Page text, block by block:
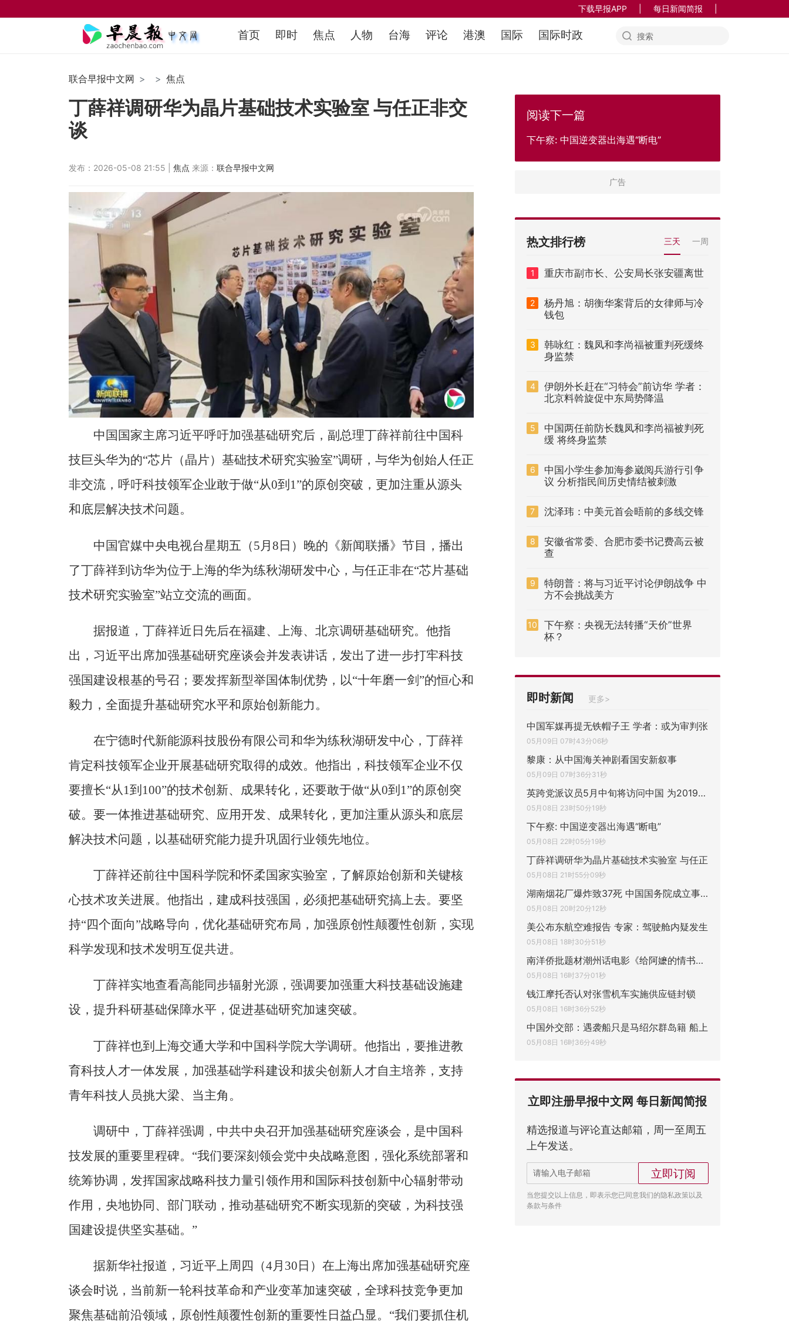
下载早报APP 每日新闻简报
首页 即时 焦点 人物 台海 评论 港澳 国际 国际时政
联合早报中文网 焦点
丁薛祥调研华为晶片基础技术实验室 与任正非交
谈
发布：2026-05-08 21:55 | 焦点 来源： 联合早报中文网
中国国家主席习近平呼吁加强基础研究后，副总理丁薛祥前往中国科
技巨头华为的“芯片（晶片）基础技术研究实验室”调研，与华为创始人任正
非交流，呼吁科技领军企业敢于做“从0到1”的原创突破，更加注重从源头
和底层解决技术问题。
中国官媒中央电视台星期五（5月8日）晚的《新闻联播》节目，播出
了丁薛祥到访华为位于上海的华为练秋湖研发中心，与任正非在“芯片基础
技术研究实验室”站立交流的画面。
据报道，丁薛祥近日先后在福建、上海、北京调研基础研究。他指
出，习近平出席加强基础研究座谈会并发表讲话，发出了进一步打牢科技
强国建设根基的号召；要发挥新型举国体制优势，以“十年磨一剑”的恒心和
毅力，全面提升基础研究水平和原始创新能力。
在宁德时代新能源科技股份有限公司和华为练秋湖研发中心，丁薛祥
肯定科技领军企业开展基础研究取得的成效。他指出，科技领军企业不仅
要擅长“从1到100”的技术创新、成果转化，还要敢于做“从0到1”的原创突
破。要一体推进基础研究、应用开发、成果转化，更加注重从源头和底层
解决技术问题，以基础研究能力提升巩固行业领先地位。
丁薛祥还前往中国科学院和怀柔国家实验室，了解原始创新和关键核
心技术攻关进展。他指出，建成科技强国，必须把基础研究搞上去。要坚
持“四个面向”战略导向，优化基础研究布局，加强原创性颠覆性创新，实现
科学发现和技术发明互促共进。
丁薛祥实地查看高能同步辐射光源，强调要加强重大科技基础设施建
设，提升科研基础保障水平，促进基础研究加速突破。
丁薛祥也到上海交通大学和中国科学院大学调研。他指出，要推进教
育科技人才一体发展，加强基础学科建设和拔尖创新人才自主培养，支持
青年科技人员挑大梁、当主角。
调研中，丁薛祥强调，中共中央召开加强基础研究座谈会，是中国科
技发展的重要里程碑。“我们要深刻领会党中央战略意图，强化系统部署和
统筹协调，发挥国家战略科技力量引领作用和国际科技创新中心辐射带动
作用，央地协同、部门联动，推动基础研究不断实现新的突破，为科技强
国建设提供坚实基础。”
据新华社报道，习近平上周四（4月30日）在上海出席加强基础研究座
谈会时说，当前新一轮科技革命和产业变革加速突破，全球科技竞争更加
聚焦基础前沿领域，原创性颠覆性创新的重要性日益凸显。“我们要抓住机
阅读下一篇
下午察: 中国逆变器出海遇“断电”
热文排行榜 三天 一周
1 重庆市副市长、公安局长张安疆离世
2
杨丹旭：胡衡华案背后的女律师与冷
钱包
3
韩咏红：魏凤和李尚福被重判死缓终
身监禁
4
伊朗外长赶在“习特会”前访华 学者：
北京料斡旋促中东局势降温
5
中国两任前防长魏凤和李尚福被判死
缓 将终身监禁
6
中国小学生参加海参崴阅兵游行引争
议 分析指民间历史情结被刺激
7 沈泽玮：中美元首会晤前的多线交锋
8
安徽省常委、合肥市委书记费高云被
查
9
特朗普：将与习近平讨论伊朗战争 中
方不会挑战美方
10
下午察：央视无法转播“天价”世界
杯？
即时新闻 更多>
中国军媒再提无铁帽子王 学者：或为审判张
05月09日 07时43分06秒
黎康：从中国海关神剧看国安新叙事
05月09日 07时36分31秒
英跨党派议员5月中旬将访问中国 为2019年来
05月08日 23时50分19秒
下午察: 中国逆变器出海遇“断电”
05月08日 22时05分19秒
丁薛祥调研华为晶片基础技术实验室 与任正
05月08日 21时55分09秒
湖南烟花厂爆炸致37死 中国国务院成立事故
05月08日 20时20分12秒
美公布东航空难报告 专家：驾驶舱内疑发生
05月08日 18时30分51秒
南洋侨批题材潮州话电影《给阿嬷的情书》走
05月08日 16时37分01秒
钱江摩托否认对张雪机车实施供应链封锁
05月08日 16时36分52秒
中国外交部：遇袭船只是马绍尔群岛籍 船上
05月08日 16时36分49秒
立即注册早报中文网 每日新闻简报
精选报道与评论直达邮箱，周一至周五
上午发送。
立即订阅
当您提交以上信息，即表示您已同意我们的隐私政策以及
条款与条件